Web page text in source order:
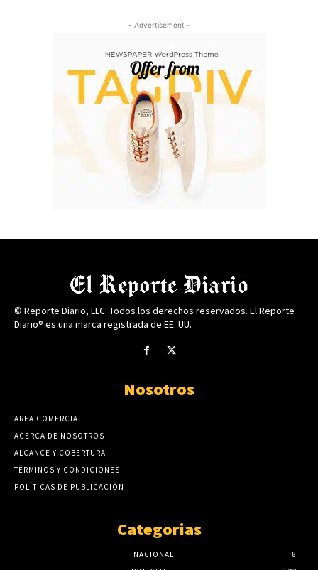
- Advertisement -
© Reporte Diario, LLC. Todos los derechos reservados. El Reporte
Diario® es una marca registrada de EE. UU.
Nosotros
AREA COMERCIAL
ACERCA DE NOSOTROS
ALCANCE Y COBERTURA
TÉRMINOS Y CONDICIONES
POLÍTICAS DE PUBLICACIÓN
Categorias
NACIONAL
8